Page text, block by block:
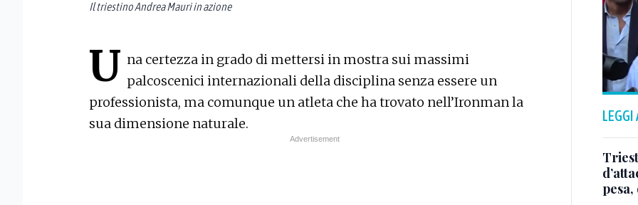
Il triestino Andrea Mauri in azione
U na certezza in grado di mettersi in mostra sui massimi
palcoscenici internazionali della disciplina senza essere un
professionista, ma comunque un atleta che ha trovato nell’Ironman la
sua dimensione naturale.
LEGGI